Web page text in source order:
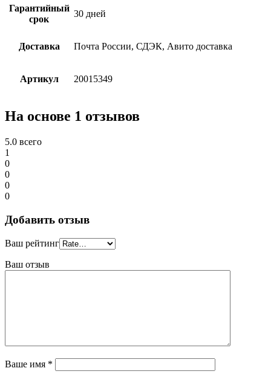
Гарантийный
срок
30 дней
Доставка Почта России, СДЭК, Авито доставка
Артикул 20015349
На основе 1 отзывов
5.0 всего
1
0
0
0
0
Добавить отзыв
Ваш рейтинг
Ваш отзыв
Ваше имя *